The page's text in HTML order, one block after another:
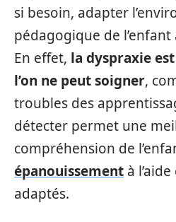
si besoin, adapter
pédagogique de
En effet, la dyspraxie
l’on ne peut soigner,
troubles des
détecter permet une
compréhension de
épanouissement à
adaptés.